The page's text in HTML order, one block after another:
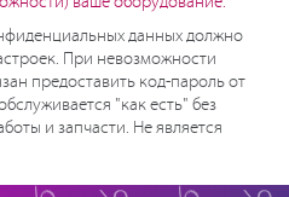
данных должно
При невозможности
предоставить код-пароль от
"как есть" без
и запчасти. Не является